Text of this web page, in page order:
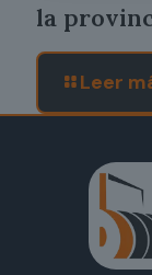
la
Leer